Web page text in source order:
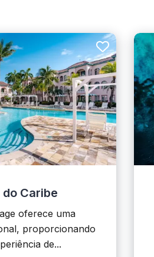
Caribe
oferece uma
proporcionando
de...